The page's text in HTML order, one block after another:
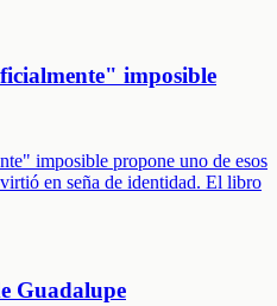
imposible
imposible propone uno de esos
en seña de identidad. El libro
Guadalupe